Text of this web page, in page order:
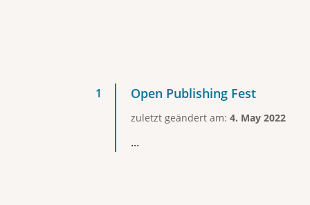
Open Publishing Fest
zuletzt geändert am: 4. May 2022
...